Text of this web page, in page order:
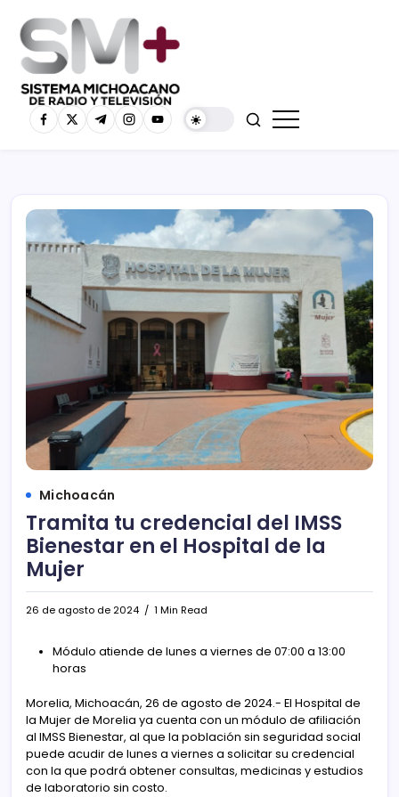
Michoacán
Tramita tu credencial del IMSS
Bienestar en el Hospital de la
Mujer
26 de agosto de 2024 1 Min Read
Módulo atiende de lunes a viernes de 07:00 a 13:00
horas
Morelia, Michoacán, 26 de agosto de 2024.- El Hospital de
la Mujer de Morelia ya cuenta con un módulo de afiliación
al IMSS Bienestar, al que la población sin seguridad social
puede acudir de lunes a viernes a solicitar su credencial
con la que podrá obtener consultas, medicinas y estudios
de laboratorio sin costo.